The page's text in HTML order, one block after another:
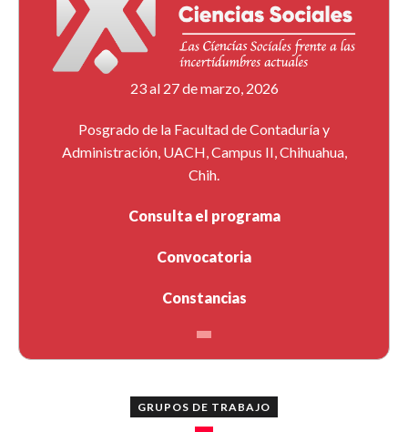
23 al 27 de marzo, 2026
Posgrado de la Facultad de Contaduría y
Administración, UACH, Campus II, Chihuahua,
Chih.
Consulta el programa
Convocatoria
Constancias
GRUPOS DE TRABAJO